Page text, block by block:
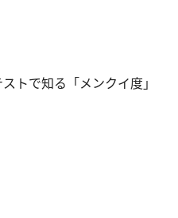
トで知る「メンクイ度」